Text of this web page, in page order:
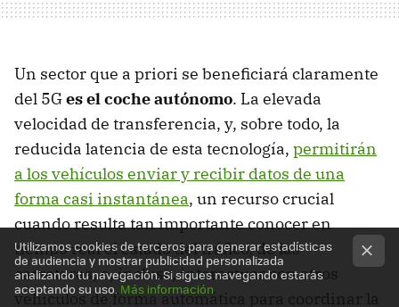
Un sector que a priori se beneficiará claramente
del 5Ges el coche autónomo. La elevada
velocidad de transferencia, y, sobre todo, la
reducida latencia de esta tecnología, permitirán
a los vehículos enviar y recibir datos de una
forma casi instantánea, un recurso crucial
cuando resulta tan importante conocer en
tiempo real el estado del tráfico, de las
carreteras, e, incluso, interactuar con otros
vehículos de forma automática para coordinar la
Utilizamos cookies de terceros para generar estadísticas
de audiencia y mostrar publicidad personalizada
analizando tu navegación. Si sigues navegando estarás
aceptando su uso. Más información